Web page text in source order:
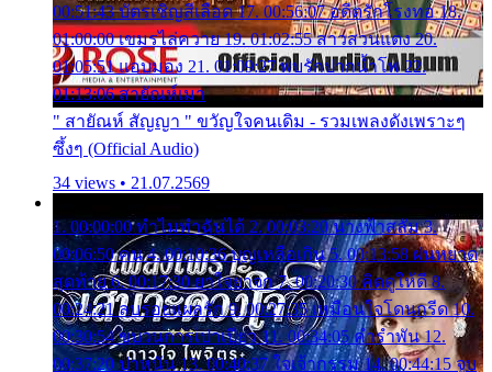
00:51:43 บัตรเชิญสีเลือด 17. 00:56:07 อดีตรักโรงทอ 18.
01:00:00 เขมรไล่ควาย 19. 01:02:55 สาวสวนแตง 20.
01:05:51 แอบมอง 21. 01:09:27 พบรักปากน้ำโพ 22.
01:13:06 สายัณห์เมา
" สายัณห์ สัญญา " ขวัญใจคนเดิม - รวมเพลงดังเพราะๆ
ซึ้งๆ (Official Audio)
34 views • 21.07.2569
1. 00:00:00 ทำไมทำฉันได้ 2. 00:03:20 นางฟ้าสลัม 3.
00:06:50 คน 4. 00:10:36 บุญเหลือเกิน 5. 00:13:58 ฝนหยาด
สุดท้าย 6. 00:17:30 ยาใจยาจก 7. 00:20:30 คิดดูให้ดี 8.
00:24:21 ลบรอยแผลรัก 9. 00:27:35 เหมือนใจโดนกรีด 10.
00:30:54 ขบวนการเปาเปียว 11. 00:34:05 คำรำพัน 12.
00:37:20 ปาหนัน 13. 00:40:37 ใจเจ้ากรรม 14. 00:44:15 จูบ